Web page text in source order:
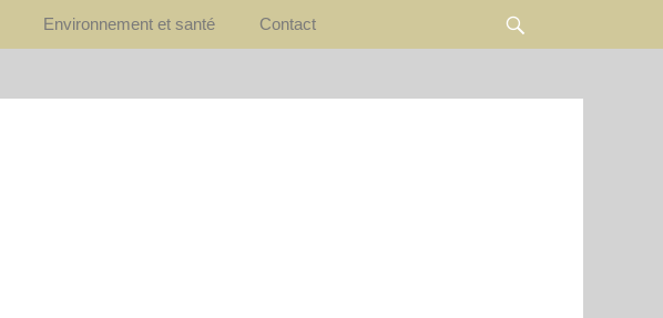
Environnement et santé Contact